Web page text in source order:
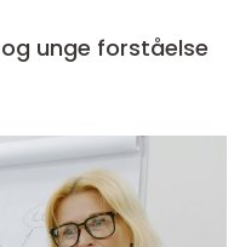
forståelse